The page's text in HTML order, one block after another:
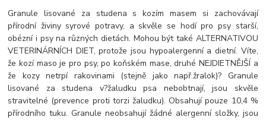
Granule lisované za studena s kozím masem si zachovávají
přírodní živiny syrové potravy, a skvěle se hodí pro psy starší,
obézní i psy na různých dietách. Mohou být také ALTERNATIVOU
VETERINÁRNÍCH DIET, protože jsou hypoalergenní a dietní. Víte,
že kozí maso je pro psy, po koňském mase, druhé NEJDIETNĚJŠÍ a
že kozy netrpí rakovinami (stejně jako např.žralok)? Granule
lisované za studena v?žaludku psa nebobtnají, jsou skvěle
stravitelné (prevence proti torzi žaludku). Obsahují pouze 10,4 %
přírodního tuku. Granule neobsahují žádné alergenní složky, jsou